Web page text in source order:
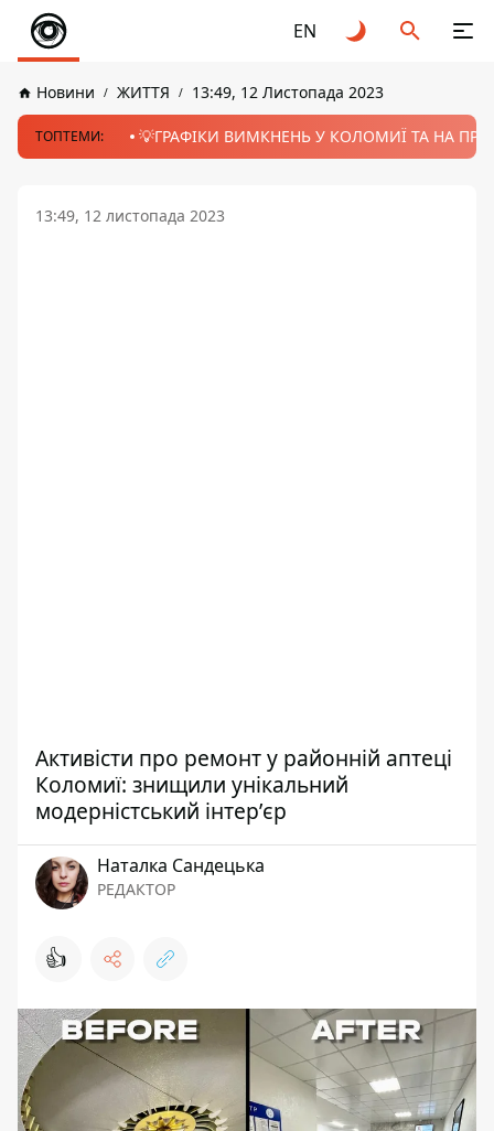
EN
Новини ЖИТТЯ 13:49, 12 Листопада 2023
ТОПТЕМИ: 💡ГРАФІКИ ВИМКНЕНЬ У КОЛОМИЇ ТА НА
13:49, 12 листопада 2023
Активісти про ремонт у районній аптеці
Коломиї: знищили унікальний
модерністський інтерʼєр
Наталка Сандецька
РЕДАКТОР
👍